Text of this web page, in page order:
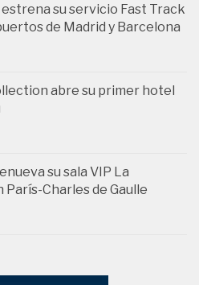
su servicio Fast Track
de Madrid y Barcelona
abre su primer hotel
su sala VIP La
París-Charles de Gaulle